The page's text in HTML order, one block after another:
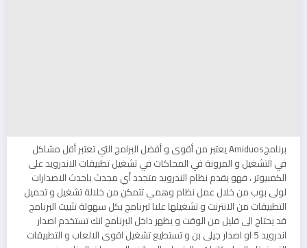
برنامجAmiduos يعتبر من أقوى و أفضل البرامج التي تعتبر أقل مشاكل
في التشغيل و المرونة في المحاكات في تشغيل تطبيقات الاندرويد على
الكمبيوتر ، فهو يقدم نظام الندرويد متجدد أي محدث باحدث الاصدارات
لولى بوب من خلال عمل نظام وهمي تتمكن من خلالة تشغيل و تحميل
التطبيقات من الانترنت و تشغيلها علىا لبرنامج بكل سهولة تثبيت البرنامج
قد يحتاج الى قليل من الوقت و يظهر داخل البرنامج انك تستخدم اصدار
اندرويد 5 او اصدار جيلى بن و تستطيع تشغيل اقوى الالعاب و التطبيقات